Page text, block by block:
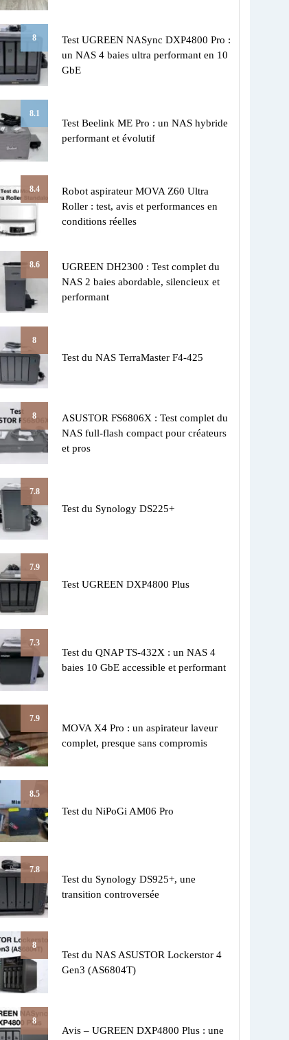
8
Test UGREEN NASync DXP4800 Pro :
un NAS 4 baies ultra performant en 10
GbE
8.1
Test Beelink ME Pro : un NAS hybride
performant et évolutif
8.4
Robot aspirateur MOVA Z60 Ultra
Roller : test, avis et performances en
conditions réelles
8.6
UGREEN DH2300 : Test complet du
NAS 2 baies abordable, silencieux et
performant
8
Test du NAS TerraMaster F4-425
8
ASUSTOR FS6806X : Test complet du
NAS full-flash compact pour créateurs
et pros
7.8
Test du Synology DS225+
7.9
Test UGREEN DXP4800 Plus
7.3
Test du QNAP TS-432X : un NAS 4
baies 10 GbE accessible et performant
7.9
MOVA X4 Pro : un aspirateur laveur
complet, presque sans compromis
8.5
Test du NiPoGi AM06 Pro
7.8
Test du Synology DS925+, une
transition controversée
8
Test du NAS ASUSTOR Lockerstor 4
Gen3 (AS6804T)
8
Avis – UGREEN DXP4800 Plus : une